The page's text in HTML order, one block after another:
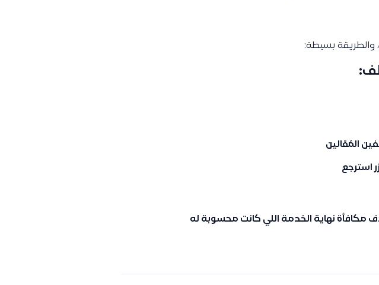
والطريقة بسيطة:
المُقالين
استرجع
مكافأة نهاية الخدمة اللي كانت محسوبة له